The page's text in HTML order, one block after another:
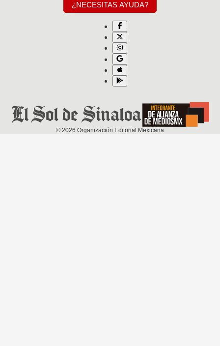
¿NECESITAS AYUDA?
© 2026 Organización Editorial Mexicana